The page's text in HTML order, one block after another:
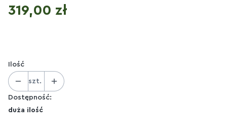
Cena
319,00 zł
Ilość
szt.
Dostępność:
duża ilość